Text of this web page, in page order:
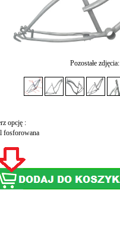
Pozostałe zdjęcia:
opcję :
fosforowana